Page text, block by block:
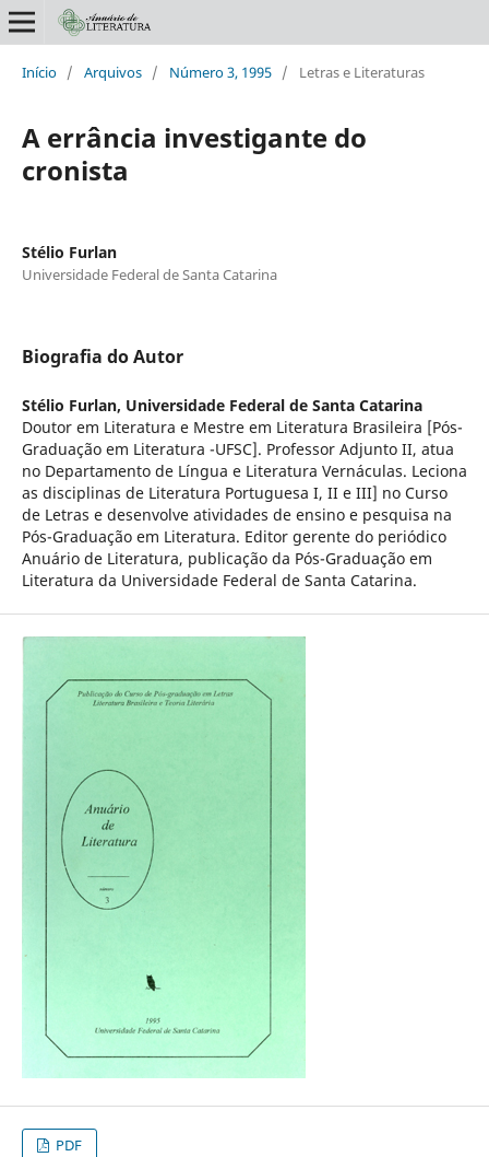
Início / Arquivos / Número 3, 1995 / Letras e Literaturas
A errância investigante do
cronista
Stélio Furlan
Universidade Federal de Santa Catarina
Biografia do Autor
Stélio Furlan, Universidade Federal de Santa Catarina
Doutor em Literatura e Mestre em Literatura Brasileira [Pós-
Graduação em Literatura -UFSC]. Professor Adjunto II, atua
no Departamento de Língua e Literatura Vernáculas. Leciona
as disciplinas de Literatura Portuguesa I, II e III] no Curso
de Letras e desenvolve atividades de ensino e pesquisa na
Pós-Graduação em Literatura. Editor gerente do periódico
Anuário de Literatura, publicação da Pós-Graduação em
Literatura da Universidade Federal de Santa Catarina.
PDF